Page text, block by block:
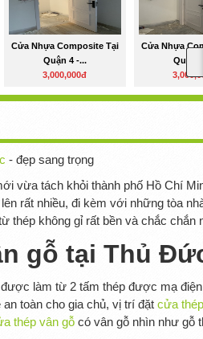
Cửa Nhựa Composite Tại
Quận 4 -...
3,000,000đ
Cửa Nhựa
Quận
- đẹp sang trọng
vừa tách khỏi thành phố Hồ Chí
rất nhiều, đi kèm với những tòa
thép không gỉ rất bền và chắc chắn
gỗ tại Thủ
làm từ 2 tấm thép được mạ
toàn cho gia chủ, vị trí đặt cửa
thép vân gỗcó vân gỗ nhìn như gỗ